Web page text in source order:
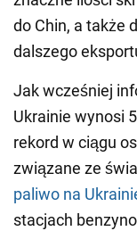
do Chin, a także
dalszego
Jak wcześniej
Ukrainie wynosi
rekord w ciągu
związane ze
paliwo na
stacjach